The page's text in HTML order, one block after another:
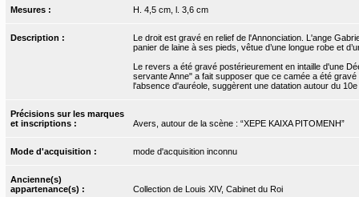
Mesures : H. 4,5 cm, l. 3,6 cm
Description :
Le droit est gravé en relief de l'Annonciation. L'ange
panier de laine à ses pieds, vêtue d’une longue robe et
Le revers a été gravé postérieurement en intaille d'une
servante Anne" a fait supposer que ce camée a été
l'absence d'auréole, suggèrent une datation autour du
Précisions sur les marques
et inscriptions :
Avers, autour de la scène : “XEPE KAIXA PITOMENH”
Mode d'acquisition : mode d'acquisition inconnu
Ancienne(s)
appartenance(s) :
Collection de Louis XIV, Cabinet du Roi